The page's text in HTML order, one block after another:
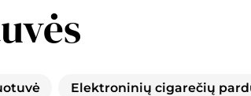
Elektroninių cigarečių